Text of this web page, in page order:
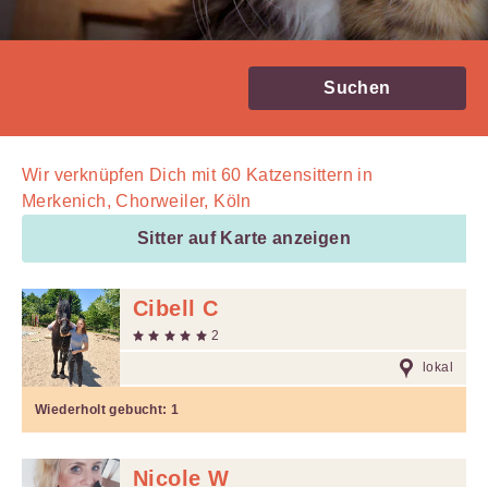
Suchen
Wir verknüpfen Dich mit 60 Katzensittern in
Merkenich, Chorweiler, Köln
Sitter auf Karte anzeigen
Cibell C
2
lokal
Wiederholt gebucht:1
Nicole W